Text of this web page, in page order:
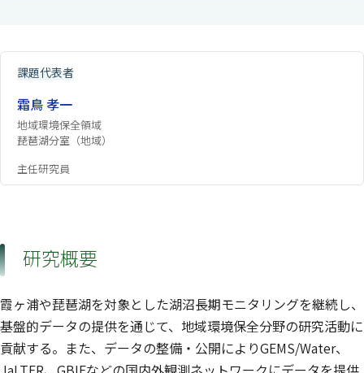
課題代表者
霜鳥 孝一
地域環境保全領域
琵琶湖分室（地域）
主任研究員
研究概要
霞ヶ浦や琵琶湖を対象とした湖沼長期モニタリングを継続し、
基盤的データの提供を通じて、地域環境保全分野の研究活動に
貢献する。また、データの整備・公開によりGEMS/Water、